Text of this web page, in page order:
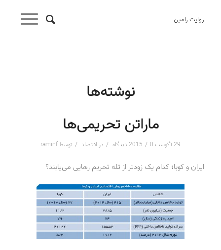
روایت رامین
نوشته‌ها
ماراتن تحریمی‌ها
29 آگوست 2015 / 0 دیدگاه / در اقتصاد / توسط raminf
ایران و کوبا؛ کدام یک زودتر از تله تحریم رهایی می‌یابند؟